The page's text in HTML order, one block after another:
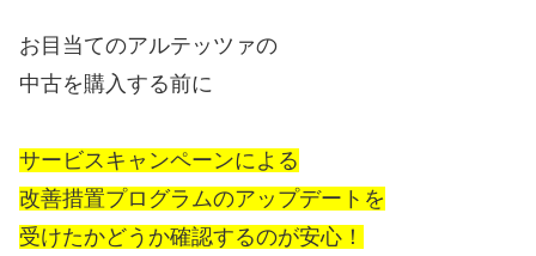
お目当てのアルテッツァの
中古を購入する前に
サービスキャンペーンによる
改善措置プログラムのアップデートを
受けたかどうか確認するのが安心！